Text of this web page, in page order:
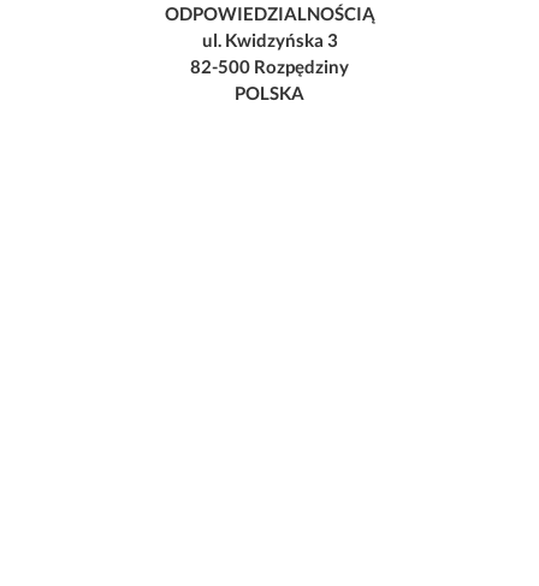
ODPOWIEDZIALNOŚCIĄ
ul. Kwidzyńska 3
82-500 Rozpędziny
POLSKA